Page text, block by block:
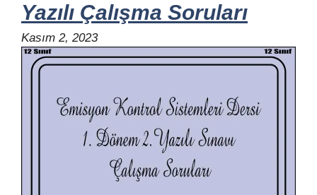
Yazılı Çalışma Soruları
Kasım 2, 2023